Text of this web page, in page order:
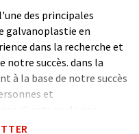
des principales
galvanoplastie en
dans la recherche et
notre succès. dans la
à la base de notre succès
et
importance.